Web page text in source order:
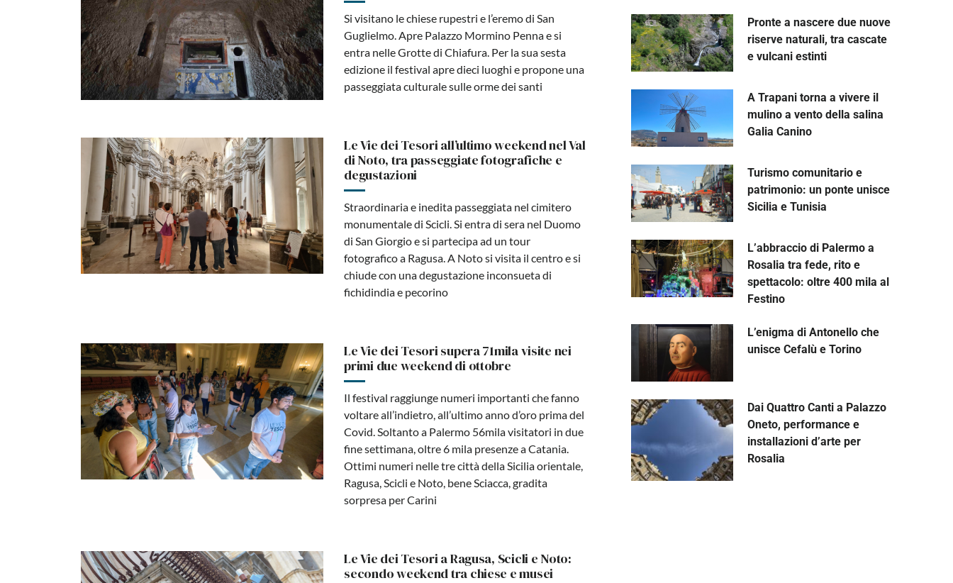
Si visitano le chiese rupestri e l’eremo di San
Guglielmo. Apre Palazzo Mormino Penna e si
entra nelle Grotte di Chiafura. Per la sua sesta
edizione il festival apre dieci luoghi e propone una
passeggiata culturale sulle orme dei santi
Le Vie dei Tesori all’ultimo weekend nel Val
di Noto, tra passeggiate fotografiche e
degustazioni
Straordinaria e inedita passeggiata nel cimitero
monumentale di Scicli. Si entra di sera nel Duomo
di San Giorgio e si partecipa ad un tour
fotografico a Ragusa. A Noto si visita il centro e si
chiude con una degustazione inconsueta di
fichidindia e pecorino
Le Vie dei Tesori supera 71mila visite nei
primi due weekend di ottobre
Il festival raggiunge numeri importanti che fanno
voltare all’indietro, all’ultimo anno d’oro prima del
Covid. Soltanto a Palermo 56mila visitatori in due
fine settimana, oltre 6 mila presenze a Catania.
Ottimi numeri nelle tre città della Sicilia orientale,
Ragusa, Scicli e Noto, bene Sciacca, gradita
sorpresa per Carini
Le Vie dei Tesori a Ragusa, Scicli e Noto:
secondo weekend tra chiese e musei
Pronte a nascere due nuove
riserve naturali, tra cascate
e vulcani estinti
A Trapani torna a vivere il
mulino a vento della salina
Galia Canino
Turismo comunitario e
patrimonio: un ponte unisce
Sicilia e Tunisia
L’abbraccio di Palermo a
Rosalia tra fede, rito e
spettacolo: oltre 400 mila al
Festino
L’enigma di Antonello che
unisce Cefalù e Torino
Dai Quattro Canti a Palazzo
Oneto, performance e
installazioni d’arte per
Rosalia